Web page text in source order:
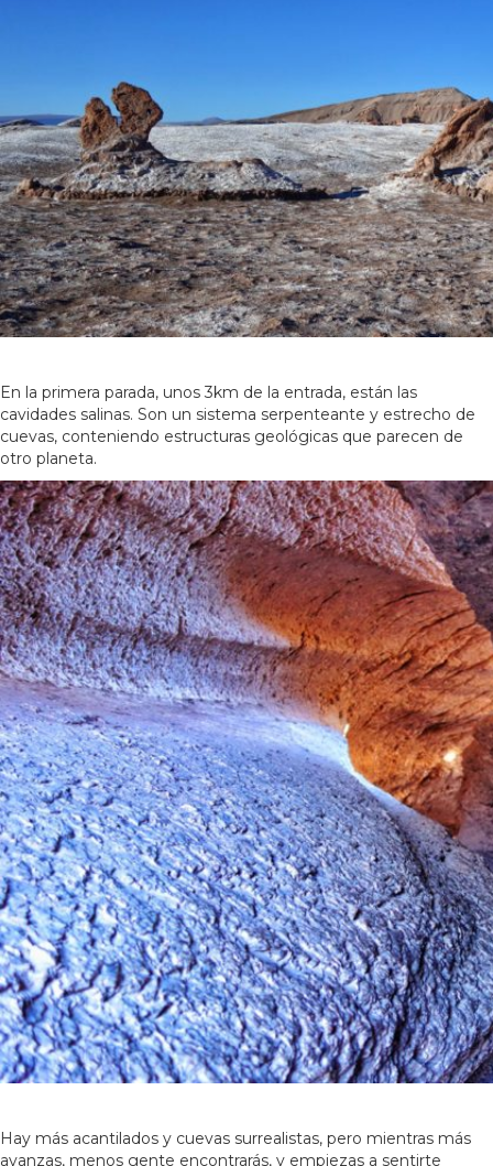
En la primera parada, unos 3km de la entrada, están las
cavidades salinas. Son un sistema serpenteante y estrecho de
cuevas, conteniendo estructuras geológicas que parecen de
otro planeta.
Hay más acantilados y cuevas surrealistas, pero mientras más
avanzas, menos gente encontrarás, y empiezas a sentirte